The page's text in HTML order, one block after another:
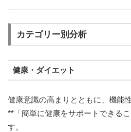
カテゴリー別分析
健康・ダイエット
健康意識の高まりとともに、機能
**「簡単に健康をサポートできる
す。